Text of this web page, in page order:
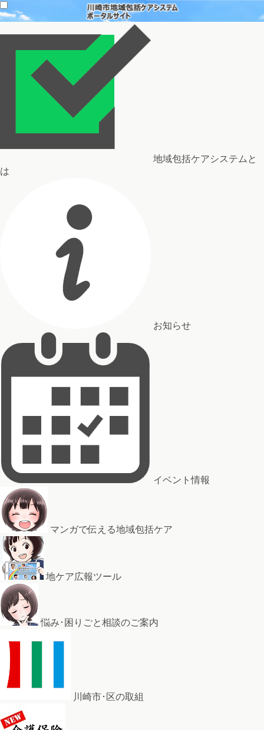
地域包括ケアシステムと
は
お知らせ
イベント情報
マンガで伝える地域包括ケア
地ケア広報ツール
悩み･困りごと相談のご案内
川崎市･区の取組